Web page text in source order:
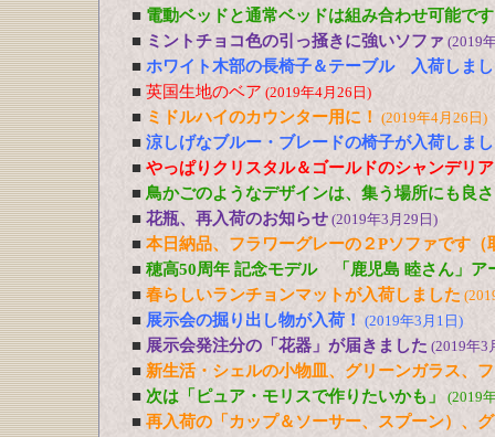
■ 電動ベッドと通常ベッドは組み合わせ可能です
■ ミントチョコ色の引っ掻きに強いソファ (2019
■ ホワイト木部の長椅子＆テーブル 入荷しま
■ 英国生地のベア (2019年4月26日)
■ ミドルハイのカウンター用に！ (2019年4月26日)
■ 涼しげなブルー・ブレードの椅子が入荷しま
■ やっぱりクリスタル＆ゴールドのシャンデリ
■ 鳥かごのようなデザインは、集う場所にも良
■ 花瓶、再入荷のお知らせ (2019年3月29日)
■ 本日納品、フラワーグレーの２Pソファです（
■ 穂高50周年 記念モデル 「鹿児島 睦さん」
■ 春らしいランチョンマットが入荷しました
■ 展示会の掘り出し物が入荷！ (2019年3月1日)
■ 展示会発注分の「花器」が届きました (2019年3
■ 新生活・シェルの小物皿、グリーンガラス、
■ 次は「ピュア・モリスで作りたいかも」 (2019
■ 再入荷の「カップ＆ソーサー、スプーン）、